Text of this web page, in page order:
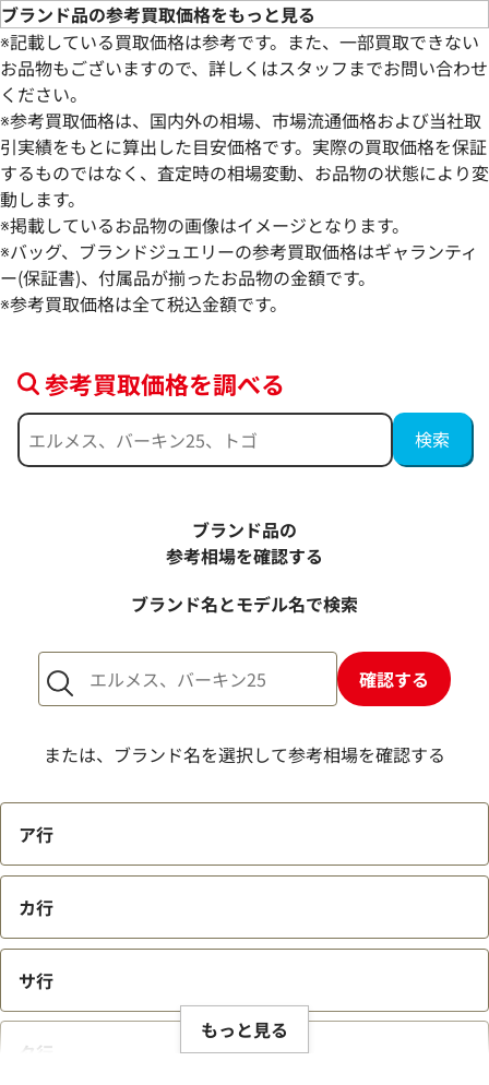
ブランド品の参考買取価格をもっと見る
※記載している買取価格は参考です。また、一部買取できない
お品物もございますので、詳しくはスタッフまでお問い合わせ
ください。
※参考買取価格は、国内外の相場、市場流通価格および当社取
引実績をもとに算出した目安価格です。実際の買取価格を保証
するものではなく、査定時の相場変動、お品物の状態により変
動します。
※掲載しているお品物の画像はイメージとなります。
※バッグ、ブランドジュエリーの参考買取価格はギャランティ
ー(保証書)、付属品が揃ったお品物の金額です。
※参考買取価格は全て税込金額です。
参考買取価格を調べる
ブランド品の
参考相場を確認する
ブランド名とモデル名で検索
確認する
または、ブランド名を選択して参考相場を確認する
ア行
カ行
サ行
タ行
もっと見る